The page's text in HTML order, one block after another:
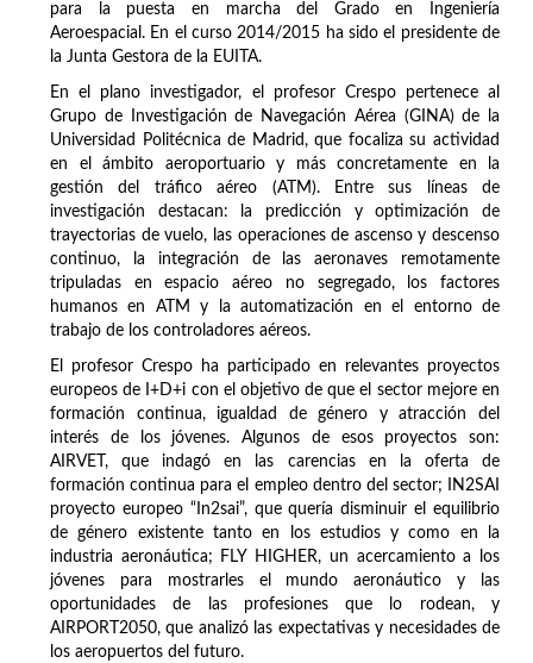
para la puesta en marcha del Grado en Ingeniería
Aeroespacial. En el curso 2014/2015 ha sido el presidente de
la Junta Gestora de la EUITA.
En el plano investigador, el profesor Crespo pertenece al
Grupo de Investigación de Navegación Aérea (GINA) de la
Universidad Politécnica de Madrid, que focaliza su actividad
en el ámbito aeroportuario y más concretamente en la
gestión del tráfico aéreo (ATM). Entre sus líneas de
investigación destacan: la predicción y optimización de
trayectorias de vuelo, las operaciones de ascenso y descenso
continuo, la integración de las aeronaves remotamente
tripuladas en espacio aéreo no segregado, los factores
humanos en ATM y la automatización en el entorno de
trabajo de los controladores aéreos.
El profesor Crespo ha participado en relevantes proyectos
europeos de I+D+i con el objetivo de que el sector mejore en
formación continua, igualdad de género y atracción del
interés de los jóvenes. Algunos de esos proyectos son:
AIRVET, que indagó en las carencias en la oferta de
formación continua para el empleo dentro del sector; IN2SAI
proyecto europeo “In2sai”, que quería disminuir el equilibrio
de género existente tanto en los estudios y como en la
industria aeronáutica; FLY HIGHER, un acercamiento a los
jóvenes para mostrarles el mundo aeronáutico y las
oportunidades de las profesiones que lo rodean, y
AIRPORT2050, que analizó las expectativas y necesidades de
los aeropuertos del futuro.